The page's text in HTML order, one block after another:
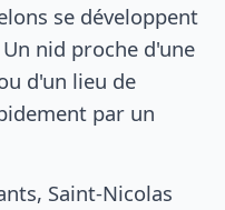
se développent
nid proche d'une
d'un lieu de
par un
Saint-Nicolas